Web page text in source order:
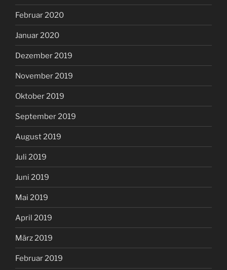
Februar 2020
Januar 2020
Dezember 2019
November 2019
Oktober 2019
September 2019
August 2019
Juli 2019
Juni 2019
Mai 2019
April 2019
März 2019
Februar 2019